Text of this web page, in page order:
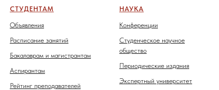
СТУДЕНТАМ
Объявления
Расписание занятий
Бакалаврам и магистрантам
Аспирантам
Рейтинг преподавателей
НАУКА
Конференции
Студенческое научное
общество
Периодические издания
Экспертный университет